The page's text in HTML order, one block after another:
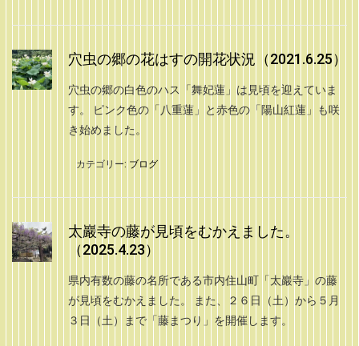
穴虫の郷の花はすの開花状況（2021.6.25）
穴虫の郷の白色のハス「舞妃蓮」は見頃を迎えていま
す。 ピンク色の「八重蓮」と赤色の「陽山紅蓮」も咲
き始めました。
カテゴリー: ブログ
太巖寺の藤が見頃をむかえました。
（2025.4.23）
県内有数の藤の名所である市内住山町「太巖寺」の藤
が見頃をむかえました。 また、２６日（土）から５月
３日（土）まで「藤まつり」を開催します。